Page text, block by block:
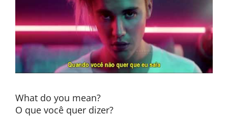
What do you mean?
O que você quer dizer?